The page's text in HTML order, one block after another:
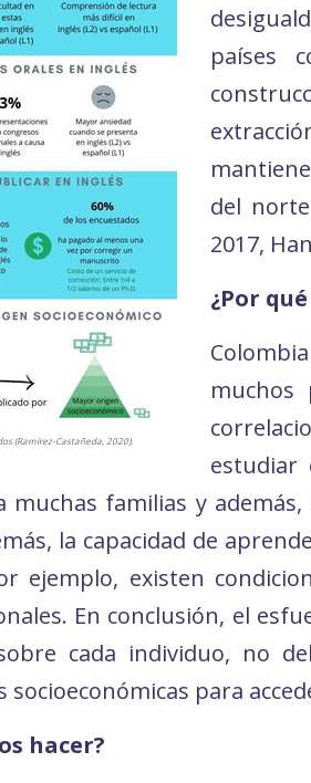
(Ramírez-Castañeda, 2020).
países
del
2017,
¿Por
muchos
estudiar
muchas familias y
la capacidad de
ejemplo, existen
En conclusión, el
cada individuo, no
socioeconómicas para
hacer?